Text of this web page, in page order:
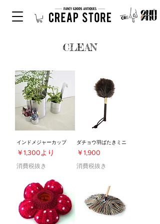
CLEAN
インドメジャーカップ
￥1,300より
セール価格
消費税抜き
ダチョウ羽ばたきミニ
価格
￥1,900
消費税抜き